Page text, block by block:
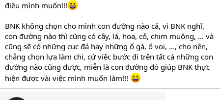
điều mình muốn!!!
BNK không chọn cho mình con đường nào cả, vì BNK nghĩ,
con đường nào thì cũng có cây, lá, hoa, cỏ, chim muông, ... và
cũng sẽ có những cục đá hay những ổ gà, ổ voi, ..., cho nên,
chẳng chọn lựa làm chi, cứ việc bước đi trên tất cả những con
đường nào cũng được, miễn là con đường đó giúp BNK thực
hiện được vài việc mình muốn làm!!!